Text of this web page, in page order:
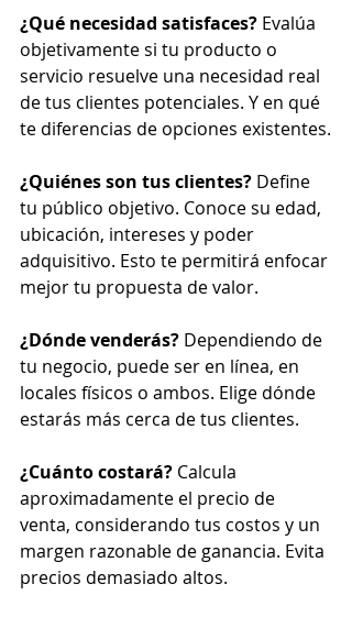
¿Qué necesidad satisfaces? Evalúa
objetivamente si tu producto o
servicio resuelve una necesidad real
de tus clientes potenciales. Y en qué
te diferencias de opciones existentes.
¿Quiénes son tus clientes? Define
tu público objetivo. Conoce su edad,
ubicación, intereses y poder
adquisitivo. Esto te permitirá enfocar
mejor tu propuesta de valor.
¿Dónde venderás? Dependiendo de
tu negocio, puede ser en línea, en
locales físicos o ambos. Elige dónde
estarás más cerca de tus clientes.
¿Cuánto costará? Calcula
aproximadamente el precio de
venta, considerando tus costos y un
margen razonable de ganancia. Evita
precios demasiado altos.